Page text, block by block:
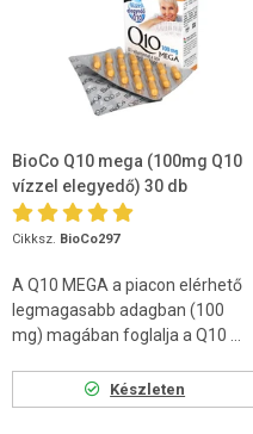
BioCo Q10 mega (100mg Q10
vízzel elegyedő) 30 db
Cikksz. BioCo297
A Q10 MEGA a piacon elérhető
legmagasabb adagban (100
mg) magában foglalja a Q10 ...
Készleten